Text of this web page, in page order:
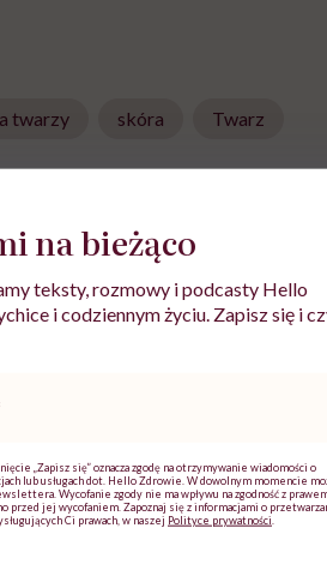
twarzy skóra Twarz
Agnes Frankel: „Do
„Do pewnego
błędy. Po
zaczyna je
na bieżąco
teksty, rozmowy i podcasty Hello
i codziennym życiu. Zapisz się i
„Zapisz się” oznacza zgodę na otrzymywanie wiadomości o
lub usługach dot. Hello Zdrowie. W dowolnym momencie
Wycofanie zgody nie ma wpływu na zgodność z
przed jej wycofaniem. Zapoznaj się z informacjami o
Ci prawach, w naszej Polityce prywatności